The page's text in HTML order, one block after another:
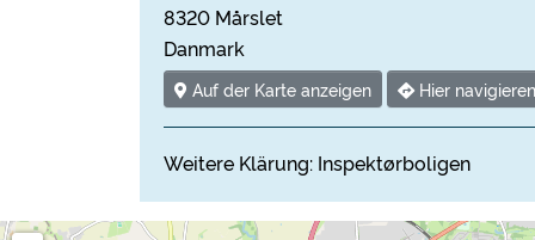
8320 Mårslet
Danmark
Auf der Karte anzeigen Hier navigieren
Weitere Klärung: Inspektørboligen